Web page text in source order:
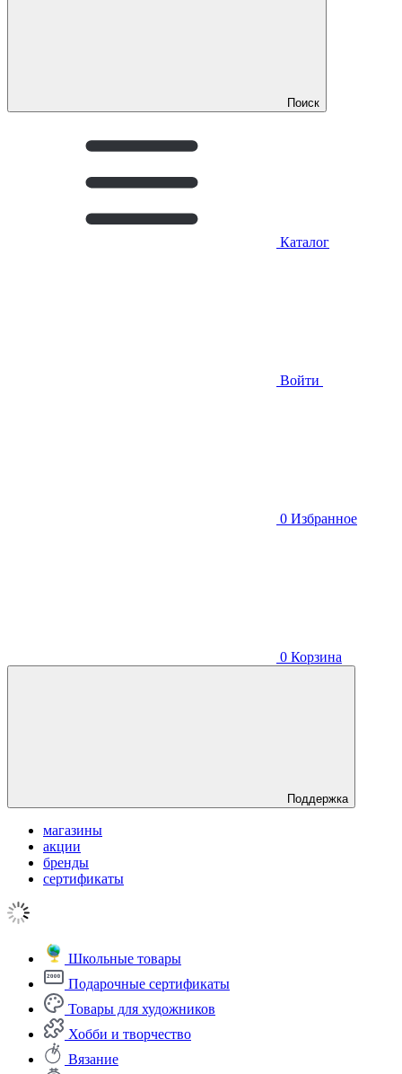
Поиск
Каталог
Войти
0 Избранное
0 Корзина
Поддержка
магазины
акции
бренды
сертификаты
Школьные товары
Подарочные сертификаты
Товары для художников
Хобби и творчество
Вязание